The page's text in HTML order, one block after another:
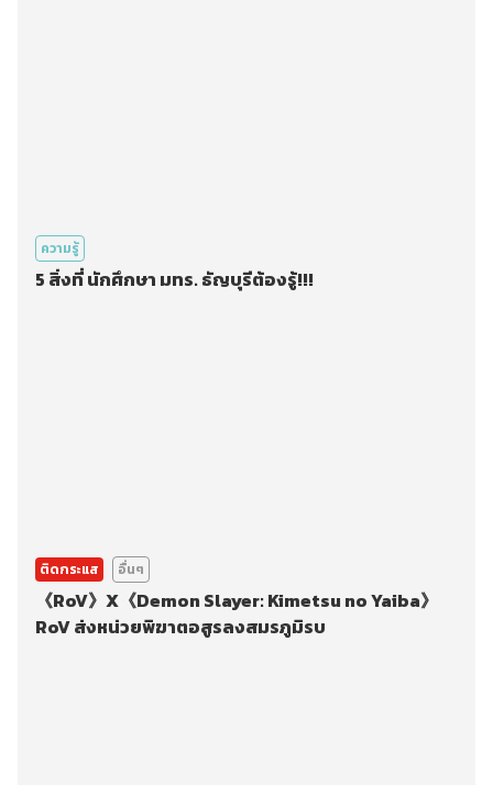
ความรู้
5 สิ่งที่ นักศึกษา มทร. ธัญบุรีต้องรู้!!!
ติดกระแส อื่นๆ
《RoV》X《Demon Slayer: Kimetsu no Yaiba》
RoV ส่งหน่วยพิฆาตอสูรลงสมรภูมิรบ